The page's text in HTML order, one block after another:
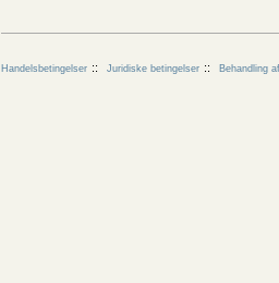
Handelsbetingelser Juridiske betingelser Behandling